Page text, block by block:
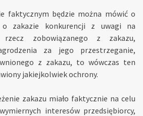
faktycznym będzie można mówić o
o zakazie konkurencji z uwagi na
rzecz zobowiązanego z zakazu,
za jego przestrzeganie,
z zakazu, to wówczas ten
jakiejkolwiek ochrony.
zakazu miało faktycznie na celu
interesów przedsiębiorcy,